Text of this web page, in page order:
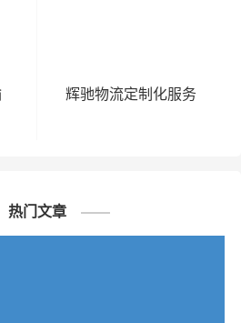
辉驰物流定制化服务
热门文章